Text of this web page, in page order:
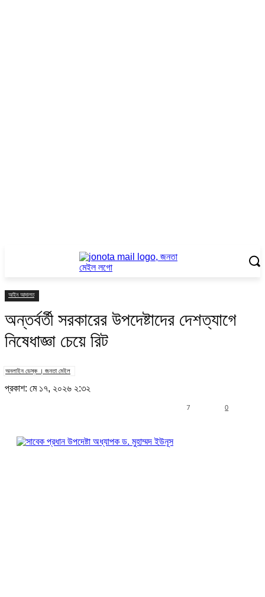
আইন আদালত
অন্তর্বর্তী সরকারের উপদেষ্টাদের দেশত্যাগে
নিষেধাজ্ঞা চেয়ে রিট
অনলাইন ডেস্ক । জনতা মেইল
প্রকাশ: মে ১৭, ২০২৬ ২:৩২
0
7